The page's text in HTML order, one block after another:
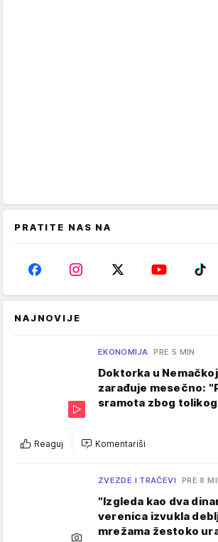
PRATITE NAS NA
NAJNOVIJE
EKONOMIJA PRE 5 MIN
Doktorka u
zarađuje mesečno:
sramota zbog
Reaguj Komentariši
ZVEZDE I TRAČEVI PRE 8
"Izgleda kao dva
verenica izvukla
mrežama žestoko